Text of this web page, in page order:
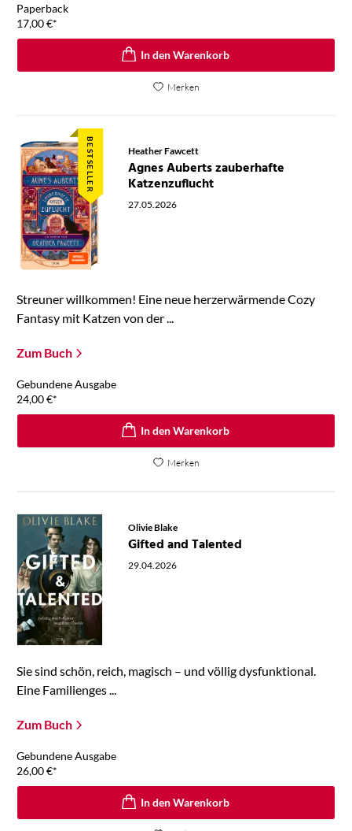
Paperback
17,00€*
In den Warenkorb
Merken
BESTSELLER Heather Fawcett
Agnes Auberts zauberhafte
Katzenzuflucht
27.05.2026
Streuner willkommen! Eine neue herzerwärmende Cozy
Fantasy mit Katzen von der ...
Zum Buch
Gebundene Ausgabe
24,00€*
In den Warenkorb
Merken
Olivie Blake
Gifted and Talented
29.04.2026
Sie sind schön, reich, magisch – und völlig dysfunktional.
Eine Familienges ...
Zum Buch
Gebundene Ausgabe
26,00€*
In den Warenkorb